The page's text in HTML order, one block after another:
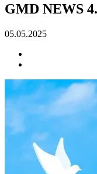
GMD NEWS
05.05.2025